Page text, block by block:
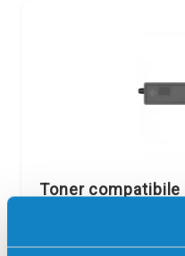
Toner compatibile